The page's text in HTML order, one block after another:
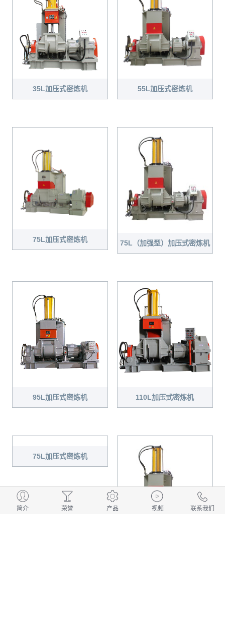
35L加压式密炼机 55L加压式密炼机
75L加压式密炼机 75L（加强型）加压式密炼机
95L加压式密炼机 110L加压式密炼机
75L加压式密炼机
简介 荣誉 产品 视频 联系我们